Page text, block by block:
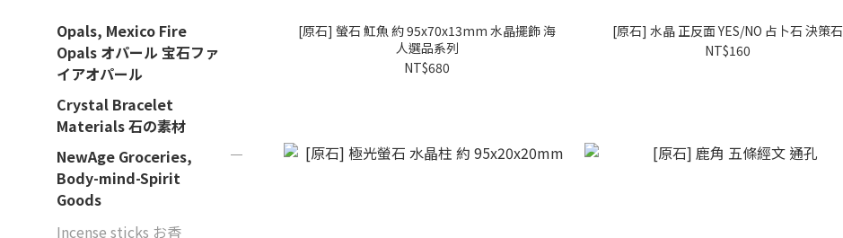
Opals, Mexico Fire
Opals オパール 宝石ファ
イアオパール
Crystal Bracelet
Materials 石の素材
NewAge Groceries,
Body-mind-Spirit
Goods
Incense sticks お香
[原石] 螢石 魟魚 約 95x70x13mm 水晶擺飾 海
人選品系列
NT$680
[原石] 水晶 正反面 YES/NO 占卜石 決策石
NT$160